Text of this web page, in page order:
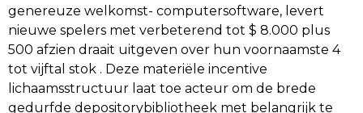
genereuze welkomst- computersoftware, levert
nieuwe spelers met verbeterend tot $ 8.000 plus
500 afzien draait uitgeven over hun voornaamste 4
tot vijftal stok . Deze materiële incentive
lichaamsstructuur laat toe acteur om de brede
gedurfde depositorybibliotheek met belangrijk te